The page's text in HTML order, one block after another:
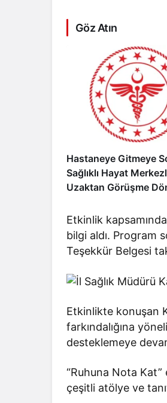
Göz Atın
Hastaneye Gitmeye
Sağlıklı Hayat
Uzaktan Görüşme
Etkinlik
bilgi aldı. Program
Teşekkür Belgesi
Etkinlikte konuşan
farkındalığına
desteklemeye
“Ruhuna Nota Kat”
çeşitli atölye ve